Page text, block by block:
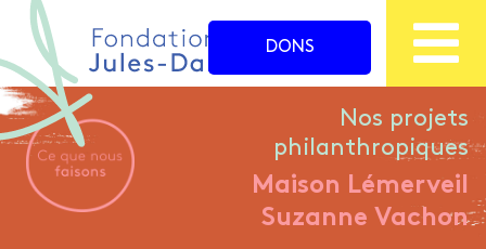
DONS
Nos projets
philanthropiques
Maison Lémerveil
Suzanne Vachon